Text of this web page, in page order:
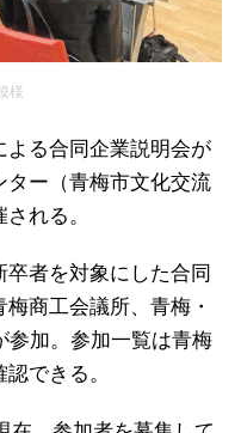
様
る合同企業説明会が
ター（青梅市文化交流
れる。
者を対象にした合同
商工会議所、青梅・
参加。参加一覧は青梅
できる。